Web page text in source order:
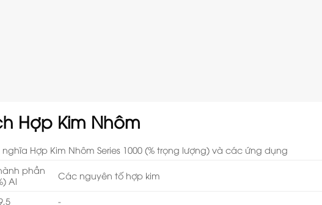
Hợp Kim Nhôm
Hợp Kim Nhôm Series 1000 (% trọng lượng) và các ứng dụng
phần
Al
Các nguyên tố hợp kim
-